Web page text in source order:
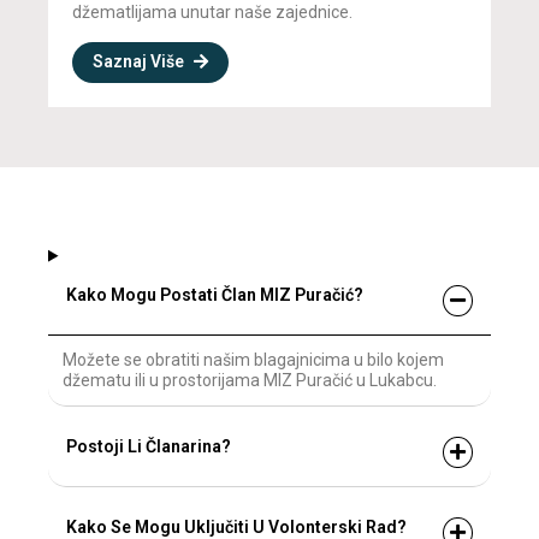
džematlijama unutar naše zajednice.
Saznaj Više
Kako Mogu Postati Član MIZ Puračić?
Možete se obratiti našim blagajnicima u bilo kojem
džematu ili u prostorijama MIZ Puračić u Lukabcu.
Postoji Li Članarina?
Kako Se Mogu Uključiti U Volonterski Rad?